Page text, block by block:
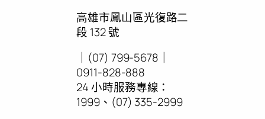
高雄市鳳山區光復路二
段 132 號
｜(07) 799-5678｜
0911-828-888
24 小時服務專線：
1999、(07) 335-2999